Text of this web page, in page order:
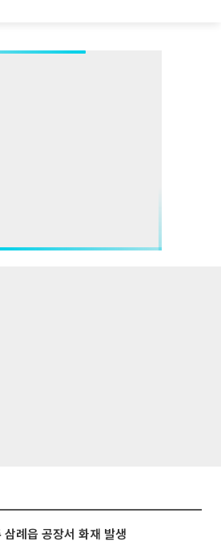
삼례읍 공장서 화재 발생